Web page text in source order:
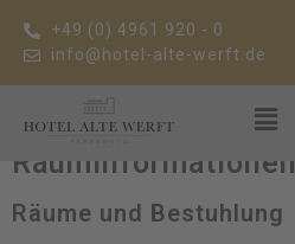
+49 (0) 4961 920 - 0
info@hotel-alte-werft.de
Rauminformationen
Räume und Bestuhlung